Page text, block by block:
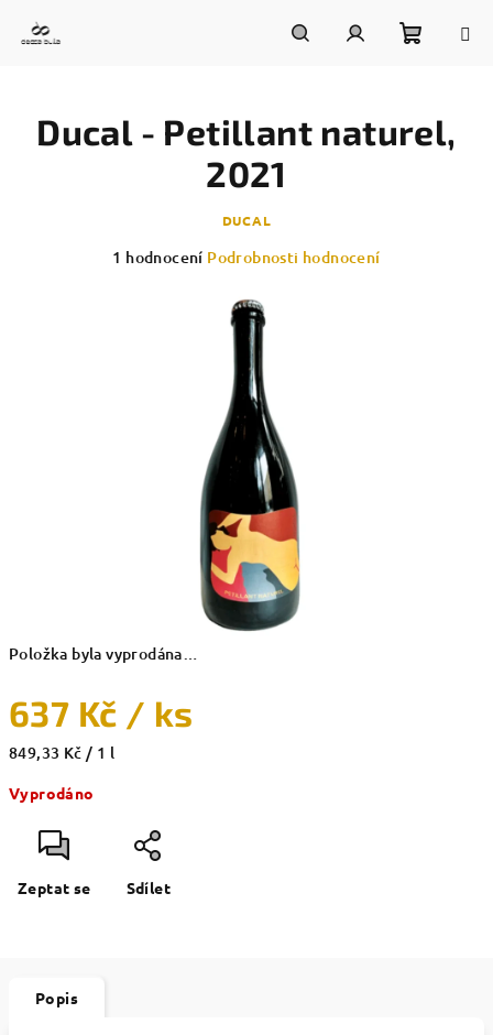
košík
Položka byla vyprodána…
637 Kč / ks
Měrná
849,33 Kč / 1 l
Vyprodáno
Zeptat se Sdílet
Ducal - Petillant naturel,
2021
DUCAL
Průměrné
1 hodnocení Podrobnosti hodnocení
Popis